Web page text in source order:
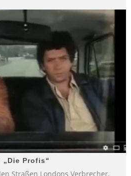
„Die Profis“
Straßen Londons Verbrecher,